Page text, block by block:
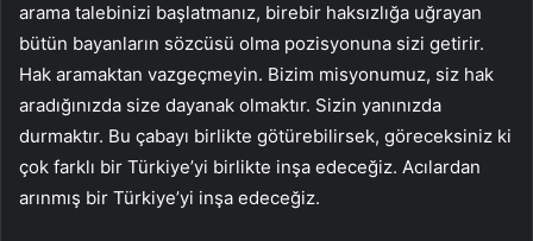
arama talebinizi başlatmanız, birebir haksızlığa uğrayan
bütün bayanların sözcüsü olma pozisyonuna sizi getirir.
Hak aramaktan vazgeçmeyin. Bizim misyonumuz, siz hak
aradığınızda size dayanak olmaktır. Sizin yanınızda
durmaktır. Bu çabayı birlikte götürebilirsek, göreceksiniz ki
çok farklı bir Türkiye’yi birlikte inşa edeceğiz. Acılardan
arınmış bir Türkiye’yi inşa edeceğiz.